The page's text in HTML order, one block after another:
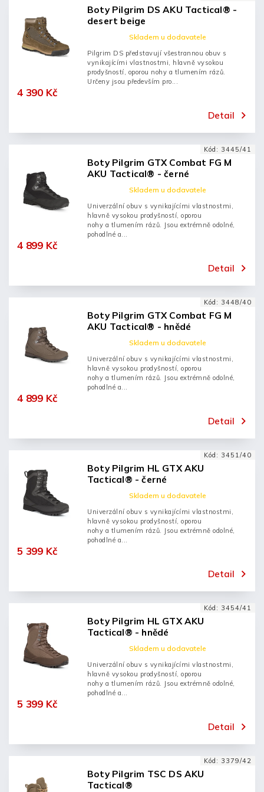
Boty Pilgrim DS AKU Tactical® -
desert beige
Skladem u dodavatele
4 390 Kč
Detail
Pilgrim DS představují všestrannou obuv s
vynikajícími vlastnostmi, hlavně vysokou
prodyšností, oporou nohy a tlumením rázů.
Určeny jsou především pro...
Boty Pilgrim GTX Combat FG M
AKU Tactical® - černé
Skladem u dodavatele
4 899 Kč
Detail
Univerzální obuv s vynikajícími vlastnostmi,
hlavně vysokou prodyšností, oporou
nohy a tlumením rázů. Jsou extrémně odolné,
pohodlné a...
Kód: 3445/41
Boty Pilgrim GTX Combat FG M
AKU Tactical® - hnědé
Skladem u dodavatele
4 899 Kč
Detail
Univerzální obuv s vynikajícími vlastnostmi,
hlavně vysokou prodyšností, oporou
nohy a tlumením rázů. Jsou extrémně odolné,
pohodlné a...
Kód: 3448/40
Boty Pilgrim HL GTX AKU
Tactical® - černé
Skladem u dodavatele
5 399 Kč
Detail
Univerzální obuv s vynikajícími vlastnostmi,
hlavně vysokou prodyšností, oporou
nohy a tlumením rázů. Jsou extrémně odolné,
pohodlné a...
Kód: 3451/40
Boty Pilgrim HL GTX AKU
Tactical® - hnědé
Skladem u dodavatele
5 399 Kč
Detail
Univerzální obuv s vynikajícími vlastnostmi,
hlavně vysokou prodyšností, oporou
nohy a tlumením rázů. Jsou extrémně odolné,
pohodlné a...
Kód: 3454/41
Boty Pilgrim TSC DS AKU
Tactical®
Kód: 3379/42